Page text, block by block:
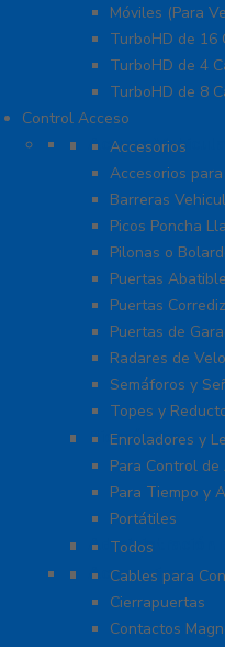
Móviles (Para
TurboHD de 16
TurboHD de 4
TurboHD de 8
Control Acceso
Acceso Vehicular
Accesorios
Accesorios
Barreras
Picos Poncha
Pilonas o
Puertas
Puertas
Puertas de
Radares de
Semáforos y
Topes y
Biométricos
Enroladores y
Para Control de
Para Tiempo y
Portátiles
Administración
Todos
Accesorios
Cables para
Cierrapuertas
Contactos